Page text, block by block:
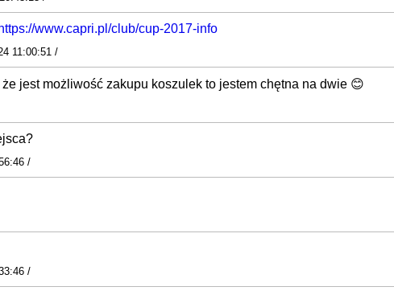
https://www.capri.pl/club/cup-2017-info
11:00:51 /
jest możliwość zakupu koszulek to jestem chętna na dwie 😊
/
/